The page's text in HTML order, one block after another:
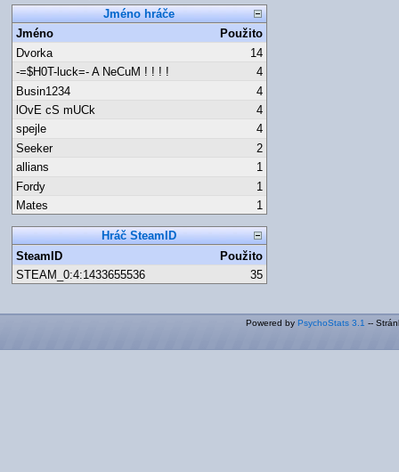
Jméno hráče
Jméno
Použito
Dvorka
14
-=$H0T-luck=- A NeCuM ! ! ! !
4
Busin1234
4
lOvE cS mUCk
4
spejle
4
Seeker
2
allians
1
Fordy
1
Mates
1
Hráč SteamID
SteamID
Použito
STEAM_0:4:1433655536
35
Powered by PsychoStats 3.1 --